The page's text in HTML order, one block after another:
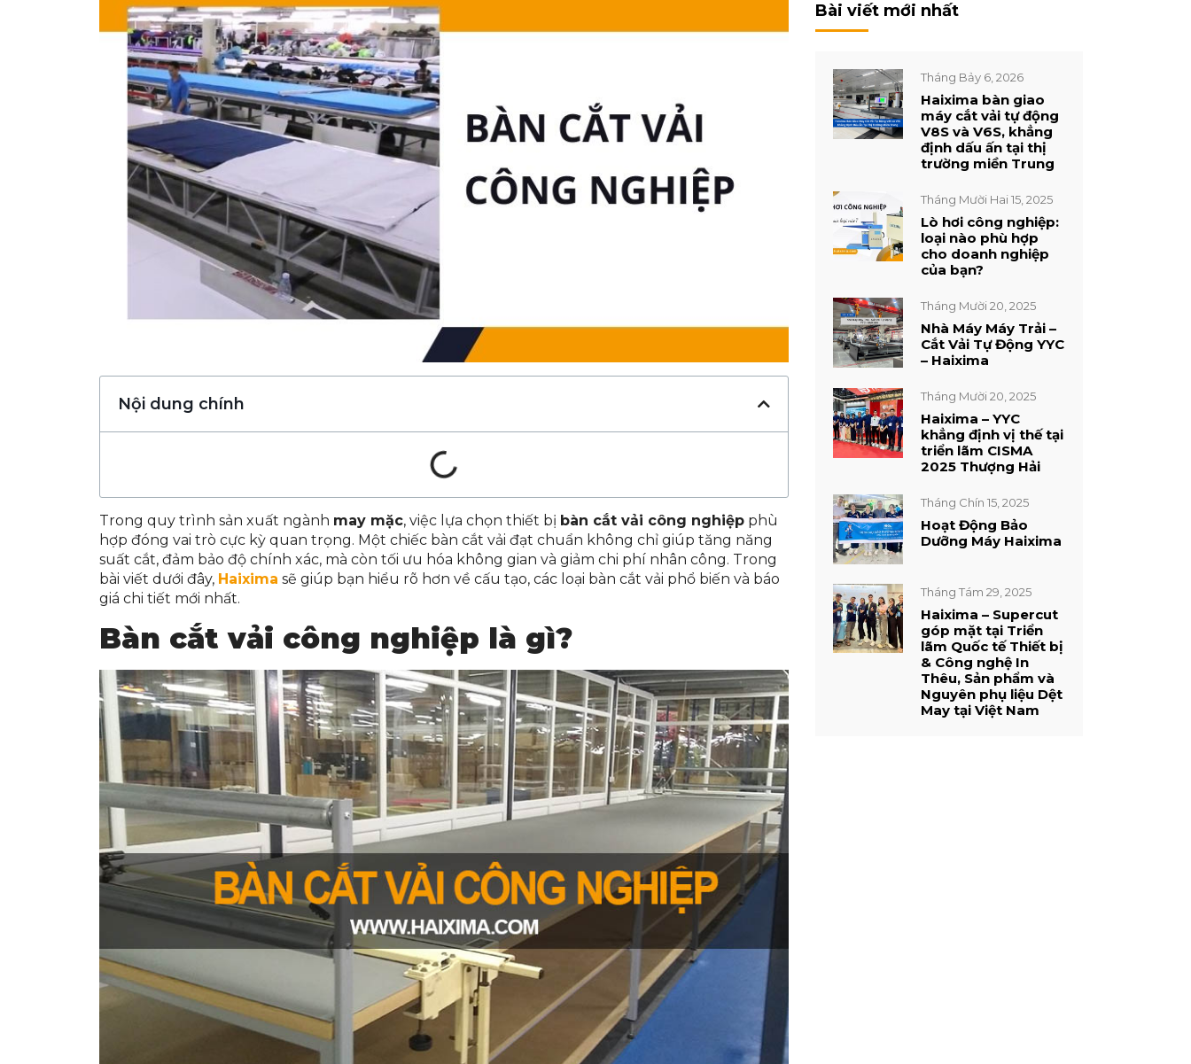
Nội dung chính
Trong quy trình sản xuất ngành may mặc, việc lựa chọn thiết bị bàn cắt vải công nghiệp phù
hợp đóng vai trò cực kỳ quan trọng. Một chiếc bàn cắt vải đạt chuẩn không chỉ giúp tăng năng
suất cắt, đảm bảo độ chính xác, mà còn tối ưu hóa không gian và giảm chi phí nhân công. Trong
bài viết dưới đây, Haixima sẽ giúp bạn hiểu rõ hơn về cấu tạo, các loại bàn cắt vải phổ biến và báo
giá chi tiết mới nhất.
Bàn cắt vải công nghiệp là gì?
Bài viết mới nhất
Tháng Bảy 6, 2026
Haixima bàn giao
máy cắt vải tự động
V8S và V6S, khẳng
định dấu ấn tại thị
trường miền Trung
Tháng Mười Hai 15, 2025
Lò hơi công nghiệp:
loại nào phù hợp
cho doanh nghiệp
của bạn?
Tháng Mười 20, 2025
Nhà Máy Máy Trải –
Cắt Vải Tự Động YYC
– Haixima
Tháng Mười 20, 2025
Haixima – YYC
khẳng định vị thế tại
triển lãm CISMA
2025 Thượng Hải
Tháng Chín 15, 2025
Hoạt Động Bảo
Dưỡng Máy Haixima
Tháng Tám 29, 2025
Haixima – Supercut
góp mặt tại Triển
lãm Quốc tế Thiết bị
& Công nghệ In
Thêu, Sản phẩm và
Nguyên phụ liệu Dệt
May tại Việt Nam